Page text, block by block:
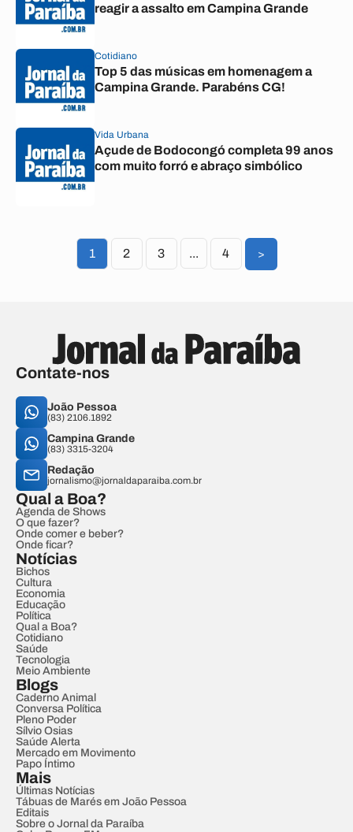
reagir a assalto em Campina Grande
Cotidiano
Top 5 das músicas em homenagem a
Campina Grande. Parabéns CG!
Vida Urbana
Açude de Bodocongó completa 99 anos
com muito forró e abraço simbólico
1 2 3 ... 4 >
Contate-nos
João Pessoa
(83) 2106.1892
Campina Grande
(83) 3315-3204
Redação
jornalismo@jornaldaparaiba.com.br
Qual a Boa?
Agenda de Shows
O que fazer?
Onde comer e beber?
Onde ficar?
Notícias
Bichos
Cultura
Economia
Educação
Política
Qual a Boa?
Cotidiano
Saúde
Tecnologia
Meio Ambiente
Blogs
Caderno Animal
Conversa Política
Pleno Poder
Sílvio Osias
Saúde Alerta
Mercado em Movimento
Papo Íntimo
Mais
Últimas Notícias
Tábuas de Marés em João Pessoa
Editais
Sobre o Jornal da Paraíba